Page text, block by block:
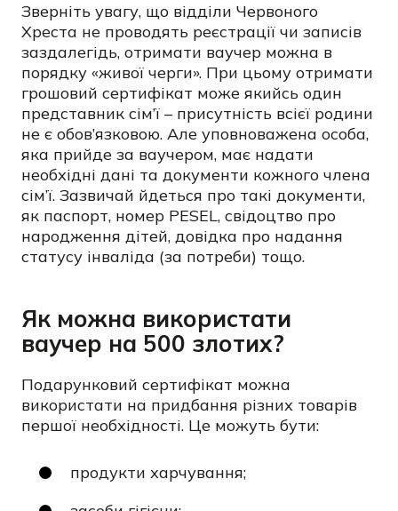
Зверніть увагу, що відділи Червоного
Хреста не проводять реєстрації чи записів
заздалегідь, отримати ваучер можна в
порядку «живої черги». При цьому отримати
грошовий сертифікат може якийсь один
представник сім’ї – присутність всієї родини
не є обов’язковою. Але уповноважена особа,
яка прийде за ваучером, має надати
необхідні дані та документи кожного члена
сім’ї. Зазвичай йдеться про такі документи,
як паспорт, номер PESEL, свідоцтво про
народження дітей, довідка про надання
статусу інваліда (за потреби) тощо.
Як можна використати
ваучер на 500 злотих?
Подарунковий сертифікат можна
використати на придбання різних товарів
першої необхідності. Це можуть бути:
продукти харчування;